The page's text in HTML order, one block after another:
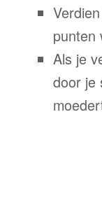
punten
Als je
door je